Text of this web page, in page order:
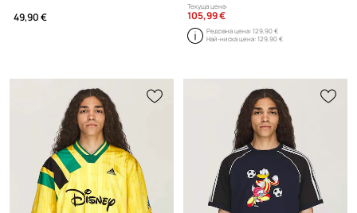
49,90 €
Текуща цена:
105,99 €
Редовна цена:129,90 €
Най-ниска цена:129,90 €